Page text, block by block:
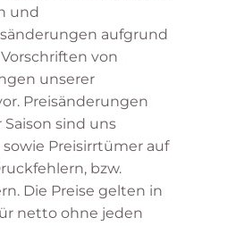
und
aufgrund
von
unserer
Preisänderungen
sind uns
Preisirrtümer auf
bzw.
Die Preise gelten in
netto ohne jeden